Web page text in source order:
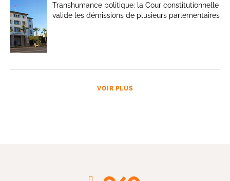
Transhumance politique: la Cour constitutionnelle
valide les démissions de plusieurs parlementaires
VOIR PLUS